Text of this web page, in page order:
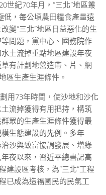
世紀70年月，“三北”地區叢
低，每公頃農田糧食產量遠
變“三北”地區日益惡化的生
問題，黨中心、國務院作
土流掉重點地區建設年夜
有計劃地營造帶、片、網
區生產生涯條件。
用73年時間，使沙地和沙化
流掉獲得有用把持，構筑
眾的生產生涯條件獲得最
生態建設的先例。多年
沙與致富協調發展、增綠
夜以來，習近平總書記高
建設區考核，為“三北”工程
已成為造福國民的民氣工